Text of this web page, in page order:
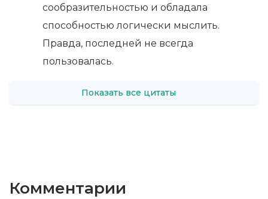
сообразительностью и обладала
способностью логически мыслить.
Правда, последней не всегда
пользовалась.
Показать все цитаты
Комментарии